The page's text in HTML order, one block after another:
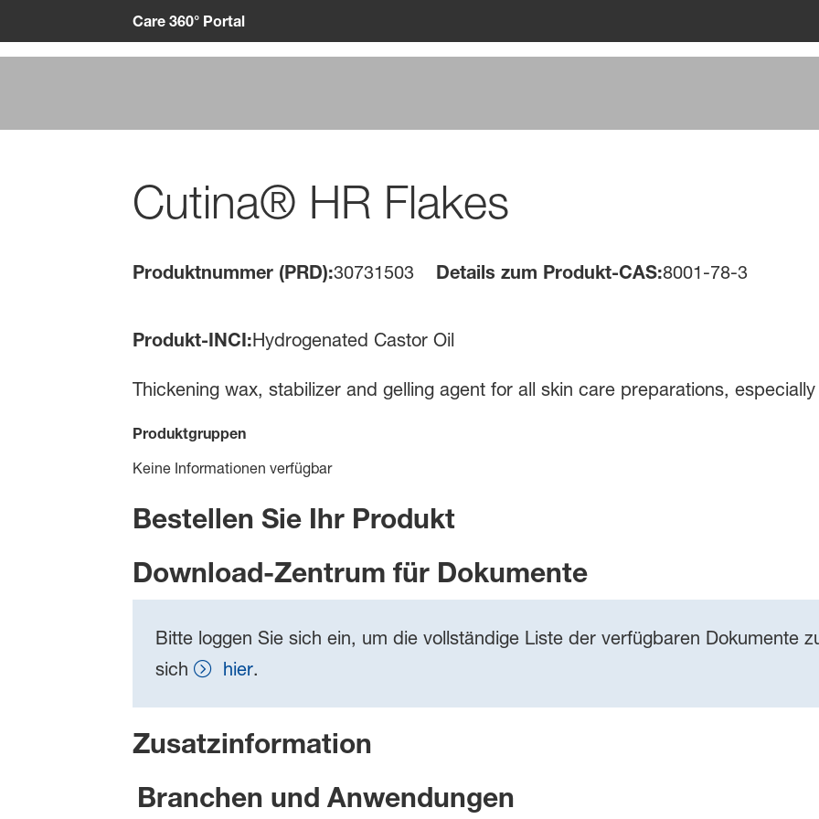
Care 360° Portal
Cutina® HR Flakes
Produktnummer (PRD):30731503 Details zum Produkt-CAS:8001-78-3
Produkt-INCI:Hydrogenated Castor Oil
Thickening wax, stabilizer and gelling agent for all skin care preparations,
Produktgruppen
Keine Informationen verfügbar
Bestellen Sie Ihr Produkt
Download-Zentrum für Dokumente
Bitte loggen Sie sich ein, um die vollständige Liste der verfügbaren Dokumente
sich
hier.
Zusatzinformation
Branchen und Anwendungen